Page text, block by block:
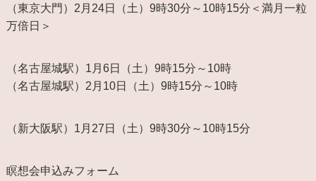
（東京大門）2月24日（土）9時30分～10時15分＜満月一粒
万倍日＞
（名古屋城駅）1月6日（土）9時15分～10時
（名古屋城駅）2月10日（土）9時15分～10時
（新大阪駅）1月27日（土）9時30分～10時15分
瞑想会申込みフォーム